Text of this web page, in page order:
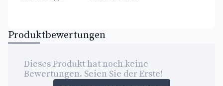
Produktbewertungen
Dieses Produkt hat noch keine
Bewertungen. Seien Sie der Erste!